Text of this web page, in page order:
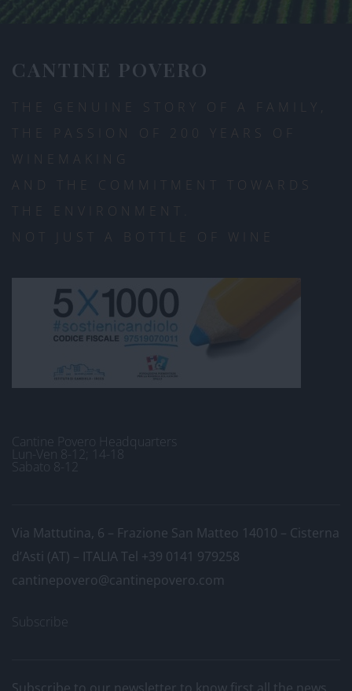
CANTINE POVERO
THE GENUINE STORY OF A FAMILY,
THE PASSION OF 200 YEARS OF
WINEMAKING
AND THE COMMITMENT TOWARDS
THE ENVIRONMENT.
NOT JUST A BOTTLE OF WINE
Cantine Povero Headquarters
Lun-Ven 8-12; 14-18
Sabato 8-12
Via Mattutina, 6 – Frazione San Matteo 14010 – Cisterna
d’Asti (AT) – ITALIATel +39 0141 979258
cantinepovero@cantinepovero.com
Subscribe